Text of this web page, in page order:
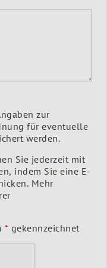
zur
für eventuelle
werden.
Sie jederzeit mit
indem Sie eine E-
* gekennzeichnet